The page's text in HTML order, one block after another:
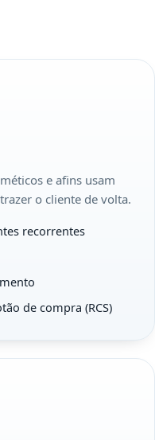
e afins usam
o cliente de volta.
recorrentes
de compra (RCS)